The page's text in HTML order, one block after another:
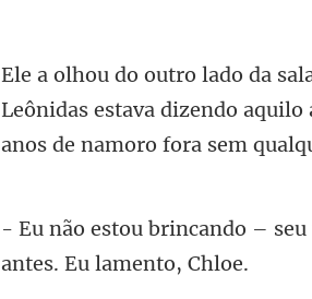
Leônidas estava dizendo aquilo